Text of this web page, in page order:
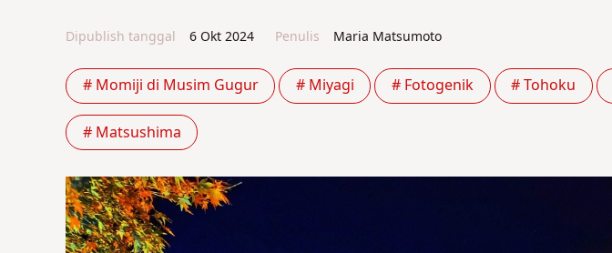
Dipublish tanggal 6 Okt 2024 Penulis Maria Matsumoto
# Momiji di Musim Gugur # Miyagi # Fotogenik # Tohoku
# Matsushima